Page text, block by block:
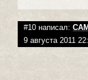
#10 написал:
9 августа 2011